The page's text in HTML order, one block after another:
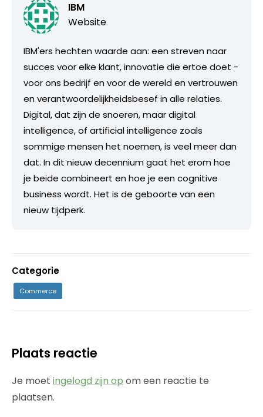
IBM
Website
IBM'ers hechten waarde aan: een streven naar
succes voor elke klant, innovatie die ertoe doet -
voor ons bedrijf en voor de wereld en vertrouwen
en verantwoordelijkheidsbesef in alle relaties.
Digital, dat zijn de snoeren, maar digital
intelligence, of artificial intelligence zoals
sommige mensen het noemen, is veel meer dan
dat. In dit nieuw decennium gaat het erom hoe
je beide combineert en hoe je een cognitive
business wordt. Het is de geboorte van een
nieuw tijdperk.
Categorie
Commerce
Plaats reactie
Je moet ingelogd zijn op om een reactie te
plaatsen.